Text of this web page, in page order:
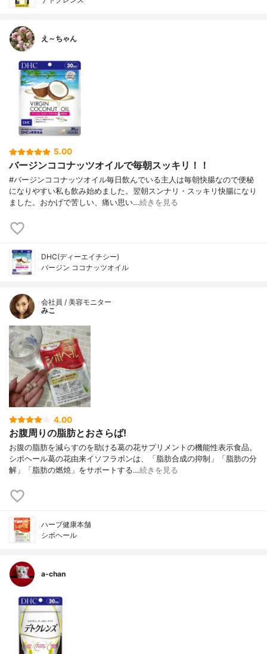
え～ちゃん
5.00
バージンココナッツオイルで毎朝スッキリ！！
#バージンココナッツオイル毎日飲んでいる主人は毎朝快腸なので便秘
になりやすい私も飲み始めました。翌朝スンナリ・スッキリ快腸になり
ました。おかげで苦しい、痛い思い…続きを見る
DHC(ディーエイチシー)
バージン ココナッツオイル
会社員 / 美容モニター
みこ
4.00
お腹周りの脂肪とおさらば!
お腹の脂肪を減らすのを助ける葛の花サプリメントの機能性表示食品。
シボヘール葛の花由来イソフラボンは、「脂肪合成の抑制」「脂肪の分
解」「脂肪の燃焼」をサポートする…続きを見る
ハーブ健康本舗
シボヘール
a-chan